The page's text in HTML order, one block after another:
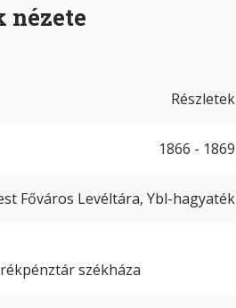
nézete
Részletek
1866 - 1869
Főváros Levéltára, Ybl-hagyaték
székháza